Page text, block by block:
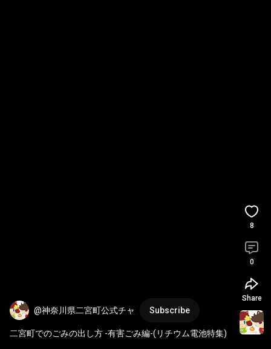
@神奈川県二宮町公式チャ Subscribe
二宮町でのごみの出し方 -有害ごみ編-(リチウム電池特集)
8
0
Share